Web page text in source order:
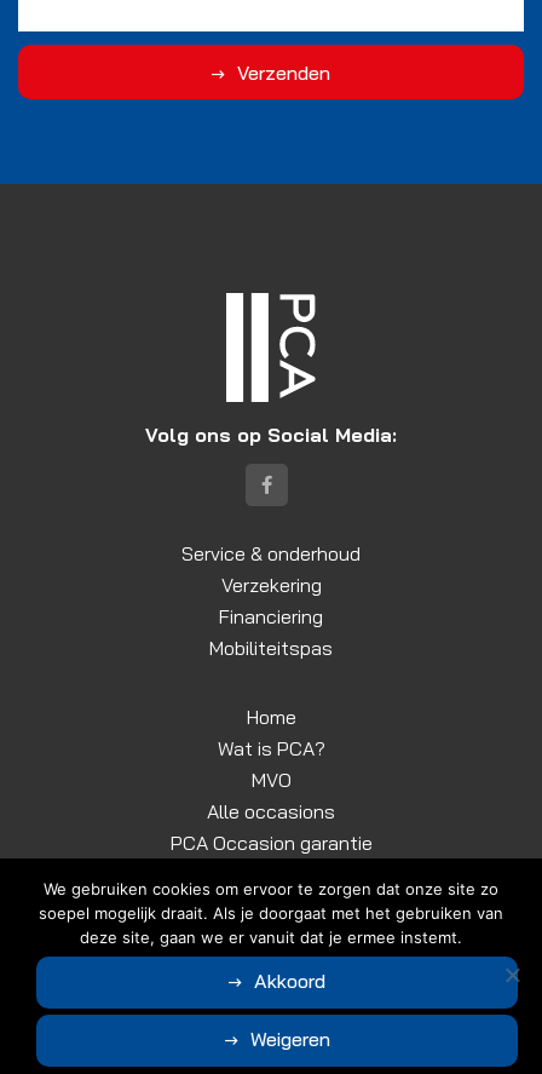
Verzenden
Volg ons op Social Media:
Service & onderhoud
Verzekering
Financiering
Mobiliteitspas
Home
Wat is PCA?
MVO
Alle occasions
PCA Occasion garantie
Garage Schel|Algemene voorwaarden
We gebruiken cookies om ervoor te zorgen dat onze site zo
soepel mogelijk draait. Als je doorgaat met het gebruiken van
deze site, gaan we er vanuit dat je ermee instemt.
Akkoord
Weigeren